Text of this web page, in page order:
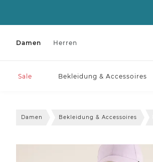
Damen Herren
Sale Bekleidung & Accessoires
Damen Bekleidung & Accessoires